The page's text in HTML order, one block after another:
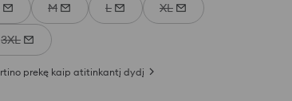
M L XL
3XL
prekę kaip atitinkantį dydį